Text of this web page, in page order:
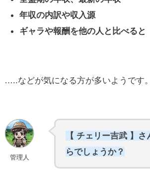
年収の内訳や収入源
ギャラや報酬を他の人と比べると
…..などが気になる方が多いようです。
管理人
【 チェリー吉武 】さ
らでしょうか？